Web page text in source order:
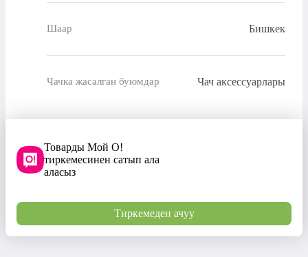
Шаар Бишкек
Чачка жасалган буюмдар Чач аксессуарлары
Товарды Мой О!
тиркемесинен сатып ала
аласыз
Тиркемеден ачуу